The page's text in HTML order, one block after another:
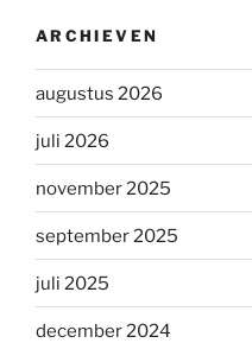
ARCHIEVEN
augustus 2026
juli 2026
november 2025
september 2025
juli 2025
december 2024